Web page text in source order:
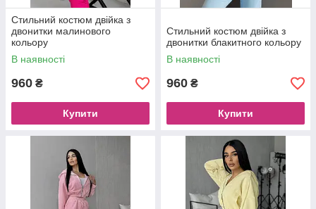
Стильний костюм двійка з
двонитки малинового
кольору
В наявності
960 ₴
Купити
Стильний костюм двійка з
двонитки блакитного кольору
В наявності
960 ₴
Купити